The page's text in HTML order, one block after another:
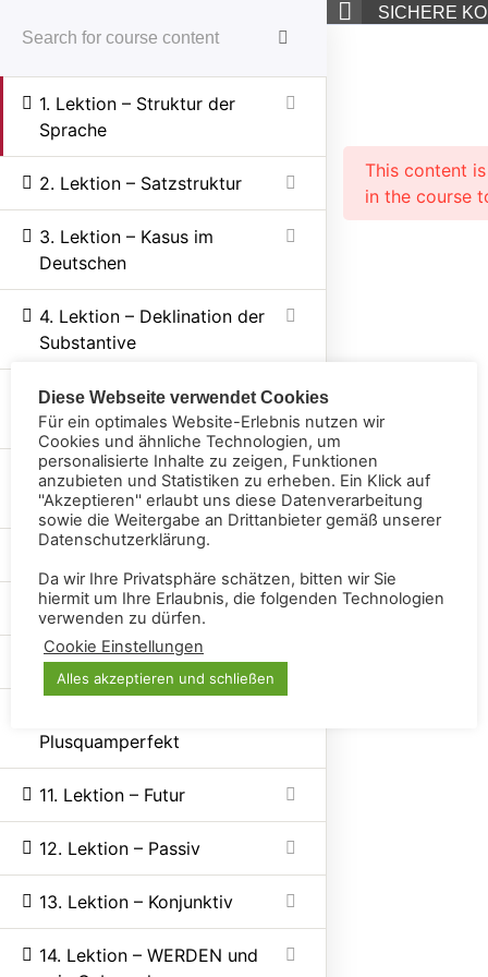
{"error_code": "PERMISSION_DENIED", "error_message":
deutsch@language-services-heinbuch.de
+49 152 36850781
LinkedIn InstagramYouTube
Language Services Heinbuch
Start All Courses Konversation
SICHERE
Kommunikation”
1. Lektion – Struktur der
Sprache
2. Lektion – Satzstruktur
3. Lektion – Kasus im
Deutschen
4. Lektion – Deklination der
Substantive
5. Lektion –
Adjektivdeklination
6. Lektion – Konjugation von
Verben
7. Lektion – Präsens
8. Lektion – Präteritum
9. Lektion – Perfekt
Plusquamperfekt
11. Lektion – Futur
12. Lektion – Passiv
13. Lektion – Konjunktiv
14. Lektion – WERDEN und
This content
in the course
LANGUAGE SERVICES HEINBUCH
Führungskräfte in Deutschland
Instagram
Services
Sichere Kommunikation 2.0
Individuelles Kommunikations-Coaching
AGB
Widerrufsrecht
Mein Konto
Diese Webseite verwendet Cookies
Für ein optimales Website-Erlebnis nutzen wir
Cookies und ähnliche Technologien, um
personalisierte Inhalte zu zeigen, Funktionen
anzubieten und Statistiken zu erheben. Ein Klick auf
''Akzeptieren'' erlaubt uns diese Datenverarbeitung
sowie die Weitergabe an Drittanbieter gemäß unserer
Datenschutzerklärung.
Da wir Ihre Privatsphäre schätzen, bitten wir Sie
hiermit um Ihre Erlaubnis, die folgenden Technologien
verwenden zu dürfen.
Cookie Einstellungen
Alles akzeptieren und schließen